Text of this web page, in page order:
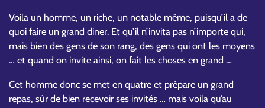
Voila un homme, un riche, un notable même, puisqu’il a de
quoi faire un grand diner. Et qu’il n’invita pas n’importe qui,
mais bien des gens de son rang, des gens qui ont les moyens
… et quand on invite ainsi, on fait les choses en grand …
Cet homme donc se met en quatre et prépare un grand
repas, sûr de bien recevoir ses invités … mais voila qu’au